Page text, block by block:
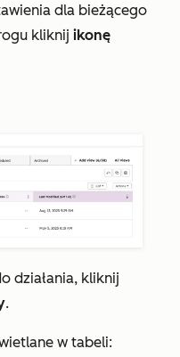
dla bieżącego
kliknij ikonę
działania, kliknij
.
w tabeli: